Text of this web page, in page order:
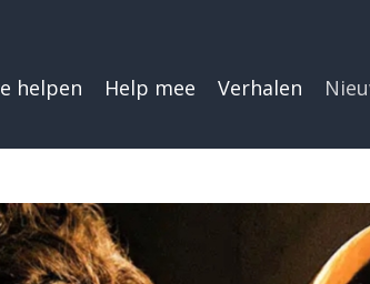
helpen Help mee Verhalen